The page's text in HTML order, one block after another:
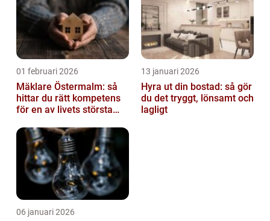
01 februari 2026
Mäklare Östermalm: så
hittar du rätt kompetens
för en av livets största
13 januari 2026
Hyra ut din bostad: så gör
du det tryggt, lönsamt och
lagligt
06 januari 2026